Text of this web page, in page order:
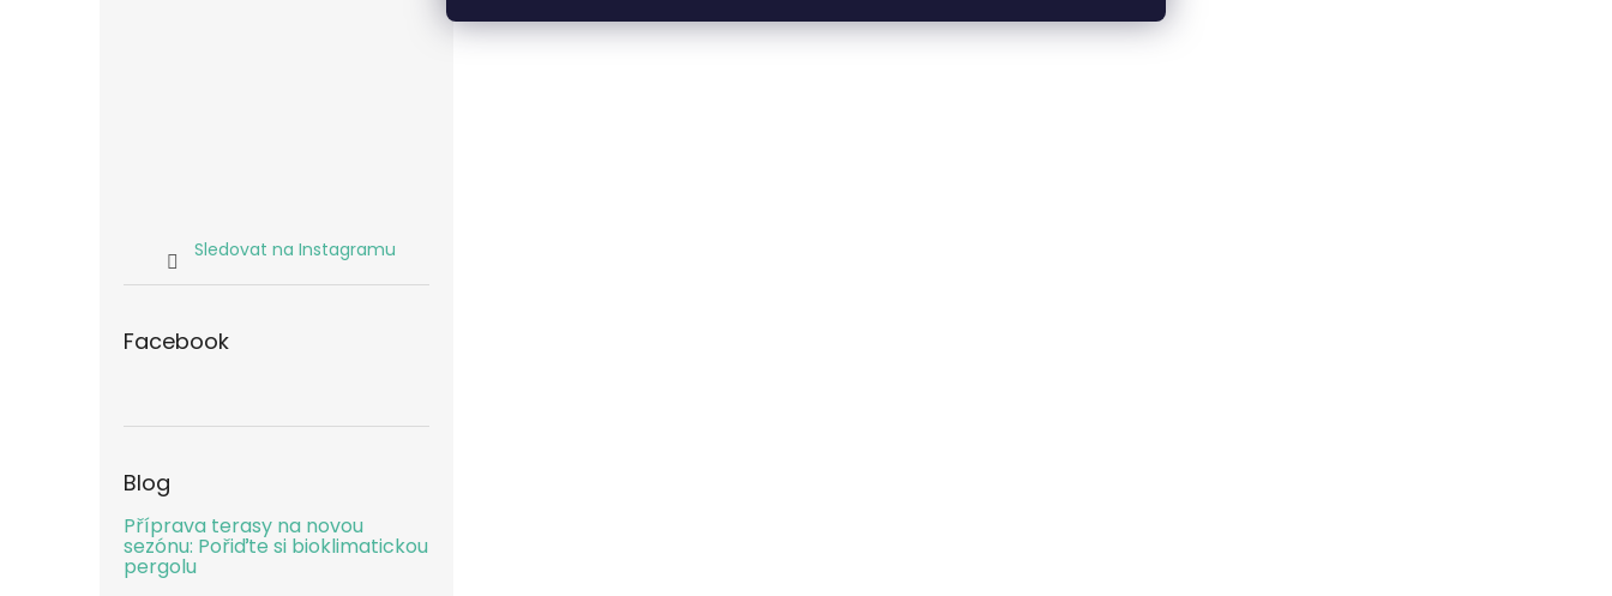
Sledovat na Instagramu
Facebook
Blog
Příprava terasy na novou
sezónu: Pořiďte si bioklimatickou
pergolu
v